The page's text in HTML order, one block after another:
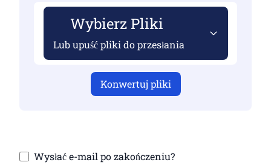
Wybierz Pliki
Lub upuść pliki do przesłania
Konwertuj pliki
Wysłać e-mail po zakończeniu?